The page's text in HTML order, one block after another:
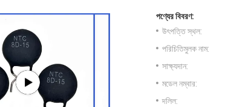
পণ্যের বিবরণ:
উৎপত্তি স্থল:
পরিচিতিমুলক নাম:
সাক্ষ্যদান:
মডেল নম্বার:
দলিল: